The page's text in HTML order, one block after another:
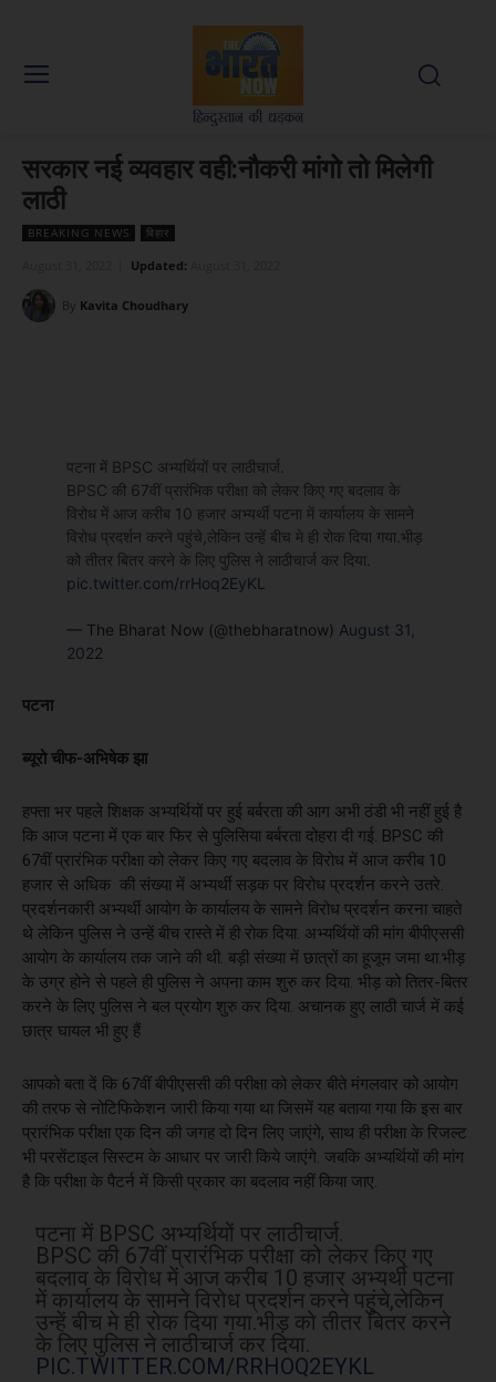
सरकार नई व्यवहार वही:नौकरी मांगो तो मिलेगी
लाठी
BREAKING NEWS बिहार
Updated:
By Kavita Choudhary
पटना में BPSC अभ्यर्थियों पर लाठीचार्ज.
BPSC की 67वीं प्रारंभिक परीक्षा को लेकर किए गए बदलाव के
विरोध में आज करीब 10 हजार अभ्यर्थी पटना में कार्यालय के सामने
विरोध प्रदर्शन करने पहुंचे,लेकिन उन्हें बीच मे ही रोक दिया गया.भीड़
को तीतर बितर करने के लिए पुलिस ने लाठीचार्ज कर दिया.
pic.twitter.com/rrHoq2EyKL
— The Bharat Now (@thebharatnow) August 31,
2022
पटना
ब्यूरो चीफ-अभिषेक झा
हफ्ता भर पहले शिक्षक अभ्यर्थियों पर हुई बर्बरता की आग अभी ठंडी भी नहीं हुई है
कि आज पटना में एक बार फिर से पुलिसिया बर्बरता दोहरा दी गई. BPSC की
67वीं प्रारंभिक परीक्षा को लेकर किए गए बदलाव के विरोध में आज करीब 10
हजार से अधिक की संख्या में अभ्यर्थी सड़क पर विरोध प्रदर्शन करने उतरे.
प्रदर्शनकारी अभ्यर्थी आयोग के कार्यालय के सामने विरोध प्रदर्शन करना चाहते
थे लेकिन पुलिस ने उन्हें बीच रास्ते में ही रोक दिया. अभ्यर्थियों की मांग बीपीएससी
आयोग के कार्यालय तक जाने की थी. बड़ी संख्या में छात्रों का हूजूम जमा था.भीड़
के उग्र होने से पहले ही पुलिस ने अपना काम शुरु कर दिया. भीड़ को तितर-बितर
करने के लिए पुलिस ने बल प्रयोग शुरु कर दिया. अचानक हुए लाठी चार्ज में कई
छात्र घायल भी हुए हैं
आपको बता दें कि 67वीं बीपीएससी की परीक्षा को लेकर बीते मंगलवार को आयोग
की तरफ से नोटिफिकेशन जारी किया गया था जिसमें यह बताया गया कि इस बार
प्रारंभिक परीक्षा एक दिन की जगह दो दिन लिए जाएंगे, साथ ही परीक्षा के रिजल्ट
भी परसेंटाइल सिस्टम के आधार पर जारी किये जाएंगे. जबकि अभ्यर्थियों की मांग
है कि परीक्षा के पैटर्न में किसी प्रकार का बदलाव नहीं किया जाए.
पटना में BPSC अभ्यर्थियों पर लाठीचार्ज.
BPSC की 67वीं प्रारंभिक परीक्षा को लेकर किए गए
बदलाव के विरोध में आज करीब 10 हजार अभ्यर्थी पटना
में कार्यालय के सामने विरोध प्रदर्शन करने पहुंचे,लेकिन
उन्हें बीच मे ही रोक दिया गया.भीड़ को तीतर बितर करने
के लिए पुलिस ने लाठीचार्ज कर दिया.
PIC.TWITTER.COM/RRHOQ2EYKL